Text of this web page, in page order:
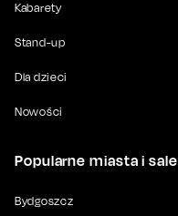
Kabarety
Stand-up
Dla dzieci
Nowości
Popularne miasta i sale
Bydgoszcz